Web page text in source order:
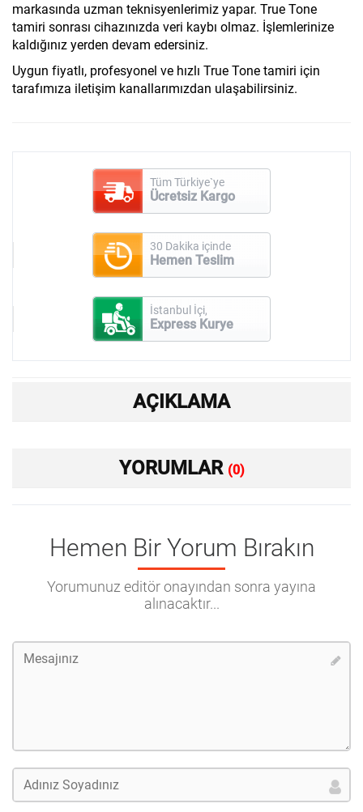
markasında uzman teknisyenlerimiz yapar. True Tone
tamiri sonrası cihazınızda veri kaybı olmaz. İşlemlerinize
kaldığınız yerden devam edersiniz.
Uygun fiyatlı, profesyonel ve hızlı True Tone tamiri için
tarafımıza iletişim kanallarımızdan ulaşabilirsiniz.
Tüm Türkiye`ye
Ücretsiz Kargo
30 Dakika içinde
Hemen Teslim
İstanbul İçi,
Express Kurye
AÇIKLAMA
YORUMLAR (0)
Hemen Bir Yorum Bırakın
Yorumunuz editör onayından sonra yayına
alınacaktır...